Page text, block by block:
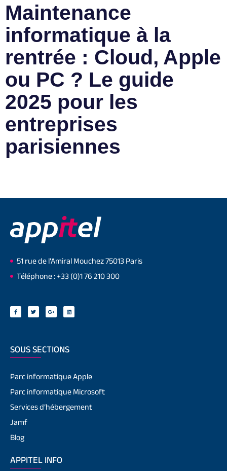
Maintenance
informatique à la
rentrée : Cloud, Apple
ou PC ? Le guide
2025 pour les
entreprises
parisiennes
51 rue de l’Amiral Mouchez 75013 Paris
Téléphone : +33 (0)1 76 210 300
SOUS SECTIONS
Parc informatique Apple
Parc informatique Microsoft
Services d’hébergement
Jamf
Blog
APPITEL INFO